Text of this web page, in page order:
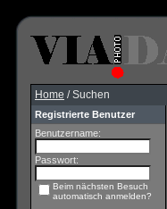
Home / Suchen
Registrierte Benutzer
Benutzername:
Passwort:
Beim nächsten Besuch
automatisch anmelden?